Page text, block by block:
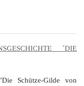
´DIE
Schütze-Gilde von